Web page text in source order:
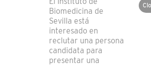
Biomedicina de
Sevilla está
interesado en
reclutar una persona
candidata para
presentar una